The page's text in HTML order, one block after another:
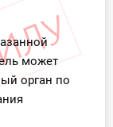
может
орган по